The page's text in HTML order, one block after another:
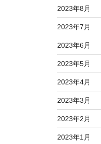
2023年8月
2023年7月
2023年6月
2023年5月
2023年4月
2023年3月
2023年2月
2023年1月